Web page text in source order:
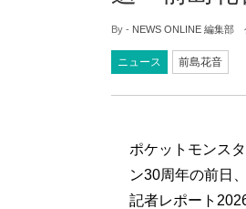
By - NEWS ONLINE 編集部
ニュース 前島花音
ポケットモンス
ン30周年の前日
記者レポート